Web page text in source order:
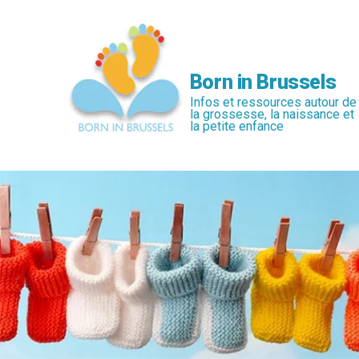
Born in Brussels
Infos et ressources autour de
la grossesse, la naissance et
la petite enfance